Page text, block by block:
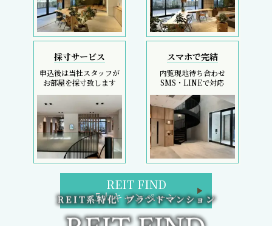
採寸サービス
申込後は当社スタッフが
お部屋を採寸致します
スマホで完結
内覧現地待ち合わせ
SMS・LINEで対応
REIT FIND
5大キャンペーン